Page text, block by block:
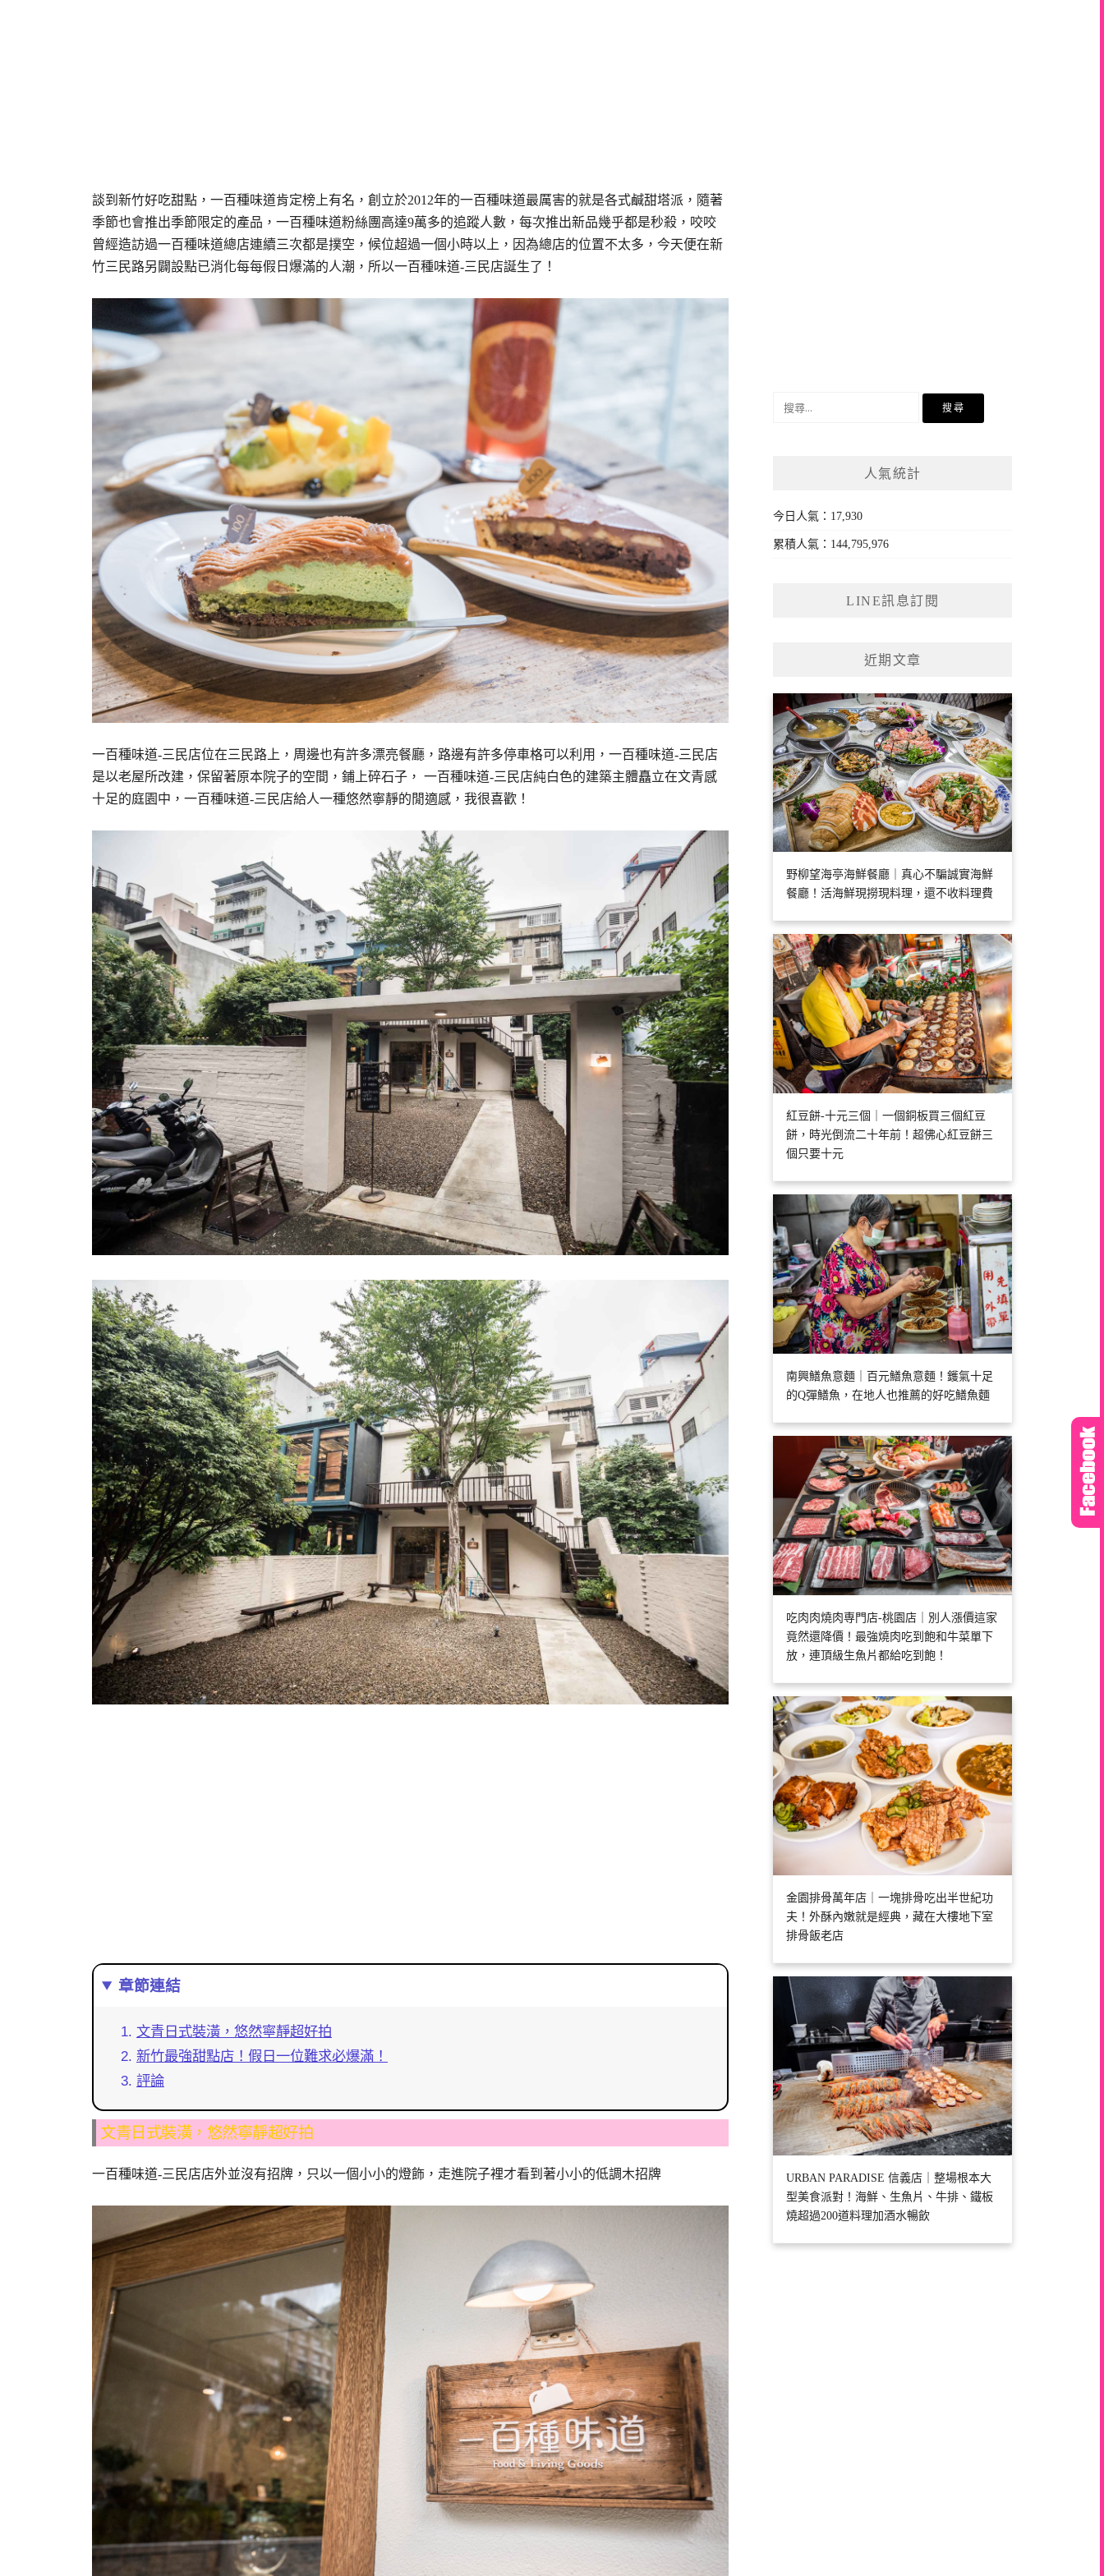
談到新竹好吃甜點，一百種味道肯定榜上有名，創立於2012年的一百種味道最厲害的就是各式鹹甜塔派，隨著
季節也會推出季節限定的產品，一百種味道粉絲團高達9萬多的追蹤人數，每次推出新品幾乎都是秒殺，咬咬
曾經造訪過一百種味道總店連續三次都是撲空，候位超過一個小時以上，因為總店的位置不太多，今天便在新
竹三民路另闢設點已消化每每假日爆滿的人潮，所以一百種味道-三民店誕生了！
一百種味道-三民店位在三民路上，周邊也有許多漂亮餐廳，路邊有許多停車格可以利用，一百種味道-三民店
是以老屋所改建，保留著原本院子的空間，鋪上碎石子， 一百種味道-三民店純白色的建築主體矗立在文青感
十足的庭園中，一百種味道-三民店給人一種悠然寧靜的閒適感，我很喜歡！
章節連結
文青日式裝潢，悠然寧靜超好拍
新竹最強甜點店！假日一位難求必爆滿！
評論
文青日式裝潢，悠然寧靜超好拍
一百種味道-三民店店外並沒有招牌，只以一個小小的燈飾，走進院子裡才看到著小小的低調木招牌
人氣統計
今日人氣：17,930
累積人氣：144,795,976
LINE訊息訂閱
近期文章
野柳望海亭海鮮餐廳｜真心不騙誠實海鮮
餐廳！活海鮮現撈現料理，還不收料理費
紅豆餅-十元三個｜一個銅板買三個紅豆
餅，時光倒流二十年前！超佛心紅豆餅三
個只要十元
南興鱔魚意麵｜百元鱔魚意麵！鑊氣十足
的Q彈鱔魚，在地人也推薦的好吃鱔魚麵
吃肉肉燒肉専門店-桃園店｜別人漲價這家
竟然還降價！最強燒肉吃到飽和牛菜單下
放，連頂級生魚片都給吃到飽！
金園排骨萬年店｜一塊排骨吃出半世紀功
夫！外酥內嫩就是經典，藏在大樓地下室
排骨飯老店
URBAN PARADISE 信義店｜整場根本大
型美食派對！海鮮、生魚片、牛排、鐵板
燒超過200道料理加酒水暢飲